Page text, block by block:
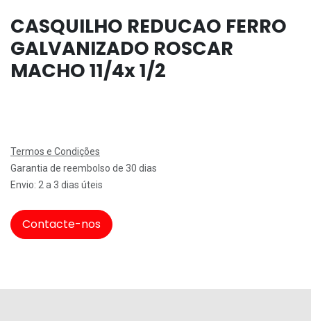
CASQUILHO REDUCAO FERRO
GALVANIZADO ROSCAR
MACHO 11/4x 1/2
Termos e Condições
Garantia de reembolso de 30 dias
Envio: 2 a 3 dias úteis
Contacte-nos